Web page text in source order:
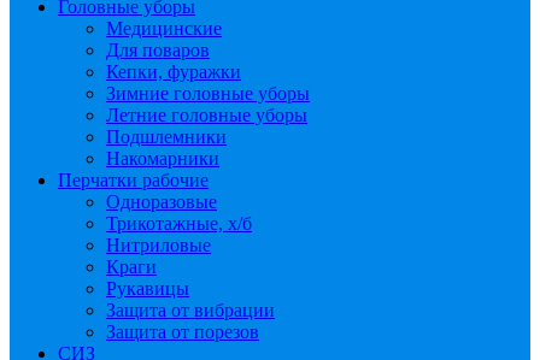
Головные уборы
Медицинские
Для поваров
Кепки, фуражки
Зимние головные уборы
Летние головные уборы
Подшлемники
Накомарники
Перчатки рабочие
Одноразовые
Трикотажные, х/б
Нитриловые
Краги
Рукавицы
Защита от вибрации
Защита от порезов
СИЗ